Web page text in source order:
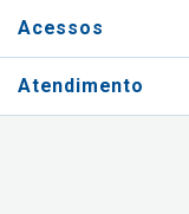
Acessos
Atendimento